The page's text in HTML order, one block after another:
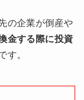
の企業が倒産や
金する際に投資
す。